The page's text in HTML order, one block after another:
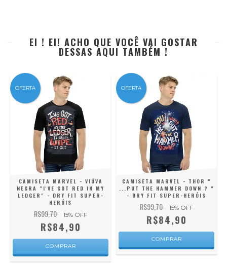
EI ! EI! ACHO QUE VOCÊ VAI GOSTAR
DESSAS AQUI TAMBÉM !
OFERTA
CAMISETA MARVEL - VIÚVA
NEGRA "I'VE GOT RED IN MY
LEDGER" - DRY FIT SUPER-
HERÓIS
R$99,70 15% OFF
R$84,90
COMPRAR
OFERTA
CAMISETA MARVEL - THOR "
...PUT THE HAMMER DOWN ? "
- DRY FIT SUPER-HERÓIS
R$99,70 15% OFF
R$84,90
COMPRAR